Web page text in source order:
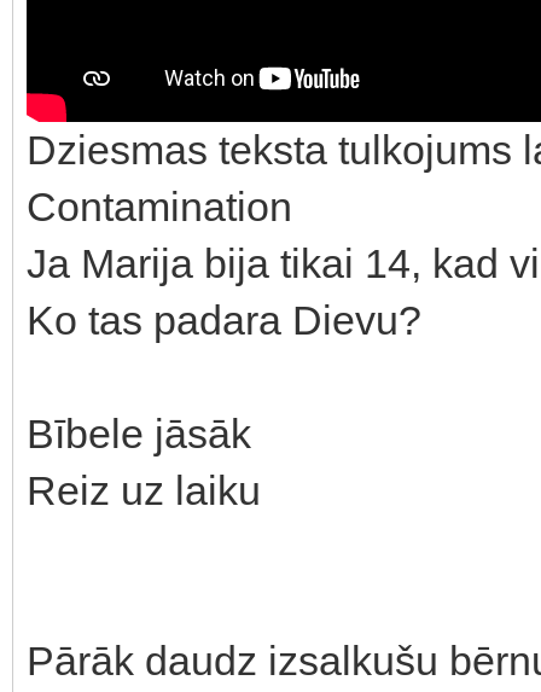
Dziesmas teksta tulkojums
Contamination
Ja Marija bija tikai 14, kad
Ko tas padara Dievu?
Bībele jāsāk
Reiz uz laiku
Pārāk daudz izsalkušu